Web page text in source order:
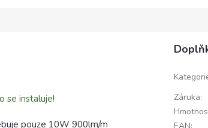
se instaluje!
pouze 10W 900lm/m
Záruka: